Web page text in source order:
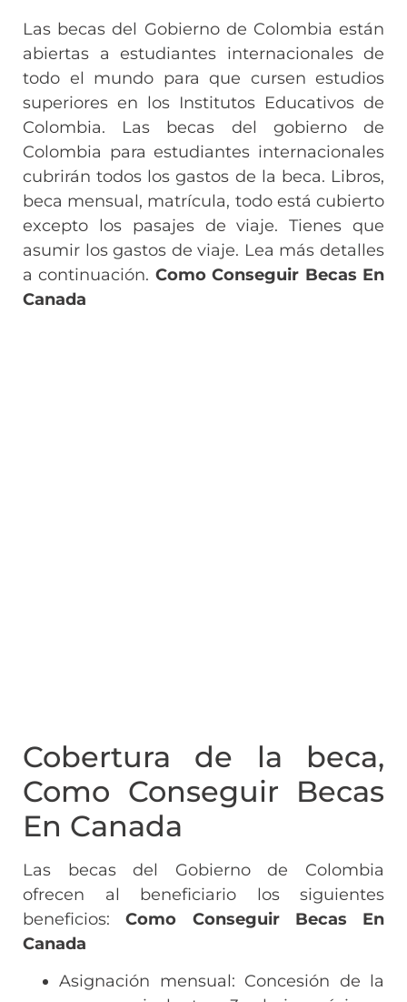
Las becas del Gobierno de Colombia están
abiertas a estudiantes internacionales de
todo el mundo para que cursen estudios
superiores en los Institutos Educativos de
Colombia. Las becas del gobierno de
Colombia para estudiantes internacionales
cubrirán todos los gastos de la beca. Libros,
beca mensual, matrícula, todo está cubierto
excepto los pasajes de viaje. Tienes que
asumir los gastos de viaje. Lea más detalles
a continuación. Como Conseguir Becas En
Canada
Cobertura de la beca,
Como Conseguir Becas
En Canada
Las becas del Gobierno de Colombia
ofrecen al beneficiario los siguientes
beneficios:Como Conseguir Becas En
Canada
Asignación mensual: Concesión de la